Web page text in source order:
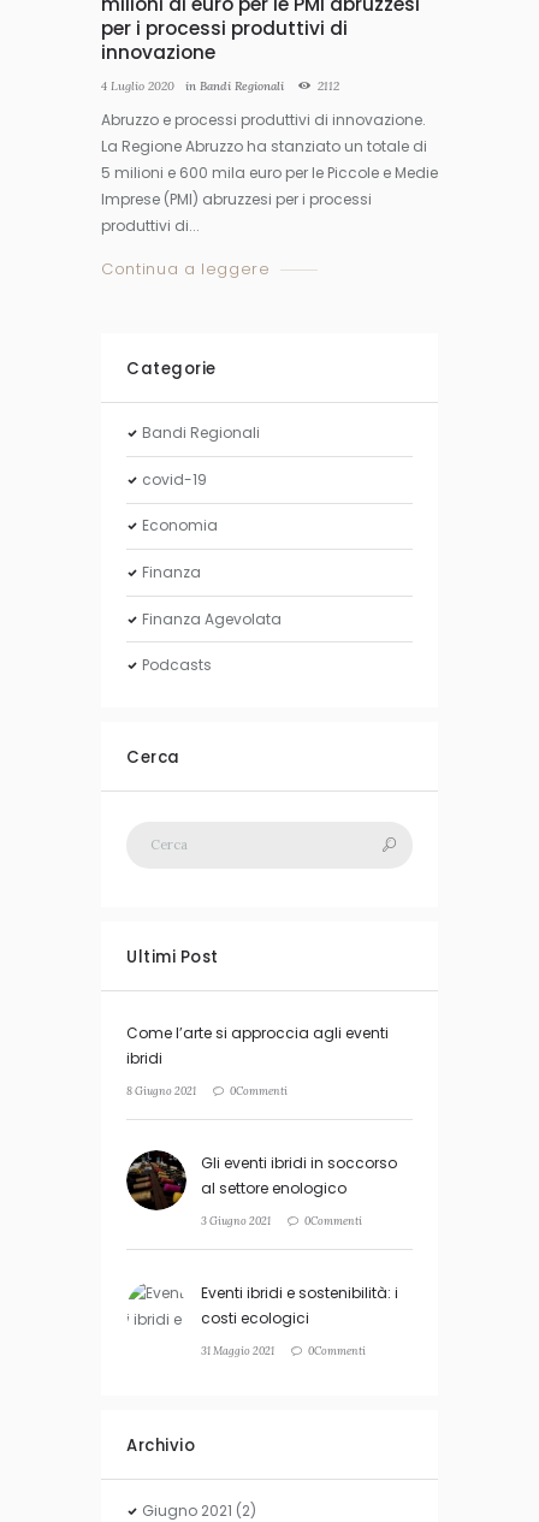
per i processi produttivi di
innovazione
4 Luglio 2020 in Bandi Regionali 2112
Abruzzo e processi produttivi di innovazione.
La Regione Abruzzo ha stanziato un totale di
5 milioni e 600 mila euro per le Piccole e Medie
Imprese (PMI) abruzzesi per i processi
produttivi di...
Continua a leggere
Categorie
Bandi Regionali
covid-19
Economia
Finanza
Finanza Agevolata
Podcasts
Cerca
Ultimi Post
Come l’arte si approccia agli eventi
ibridi
8 Giugno 2021 0Commenti
Gli eventi ibridi in soccorso
al settore enologico
3 Giugno 2021 0Commenti
Eventi ibridi e sostenibilità: i
costi ecologici
31 Maggio 2021 0Commenti
Archivio
Giugno 2021 (2)